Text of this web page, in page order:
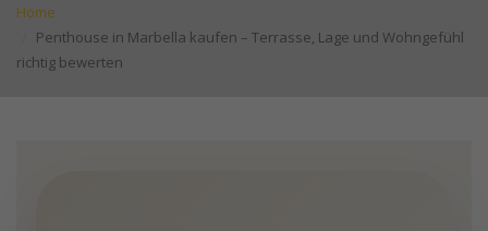
Home
Penthouse in Marbella kaufen – Terrasse, Lage und Wohngefühl
richtig bewerten